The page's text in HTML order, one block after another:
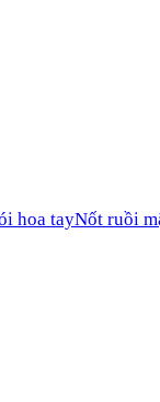
hoa tayNốt ruồi